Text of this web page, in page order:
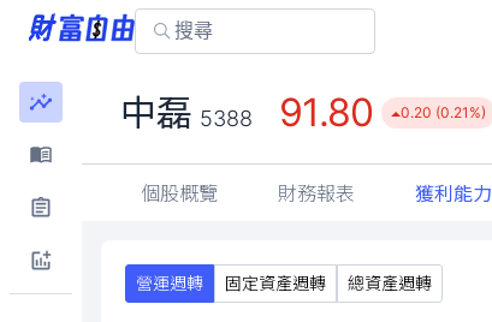
中磊 5388 91.80 0.20 (0.21%)
個股概覽 財務報表 獲利能力
營運週轉 固定資產週轉 總資產週轉